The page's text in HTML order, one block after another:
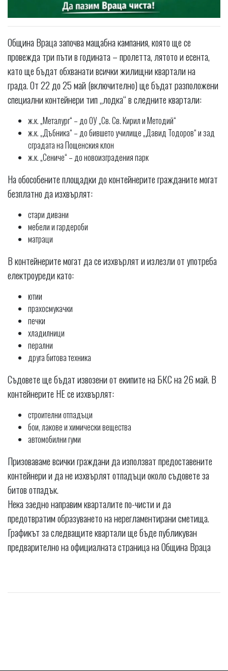
Община Враца започва мащабна кампания, която ще се
провежда три пъти в годината – пролетта, лятото и есента,
като ще бъдат обхванати всички жилищни квартали на
града. От 22 до 25 май (включително) ще бъдат разположени
специални контейнери тип „лодка“ в следните квартали:
ж.к. „Металург“ – до ОУ „Св. Св. Кирил и Методий“
ж.к. „Дъбника“ – до бившето училище „Давид Тодоров“ и зад
сградата на Пощенския клон
ж.к. „Сениче“ – до новоизградения парк
На обособените площадки до контейнерите гражданите могат
безплатно да изхвърлят:
стари дивани
мебели и гардероби
матраци
В контейнерите могат да се изхвърлят и излезли от употреба
електроуреди като:
ютии
прахосмукачки
печки
хладилници
перални
друга битова техника
Съдовете ще бъдат извозени от екипите на БКС на 26 май. В
контейнерите НЕ се изхвърлят:
строителни отпадъци
бои, лакове и химически вещества
автомобилни гуми
Призоваваме всички граждани да използват предоставените
контейнери и да не изхвърлят отпадъци около съдовете за
битов отпадък.
Нека заедно направим кварталите по-чисти и да
предотвратим образуването на нерегламентирани сметища.
Графикът за следващите квартали ще бъде публикуван
предварително на официалната страница на Община Враца